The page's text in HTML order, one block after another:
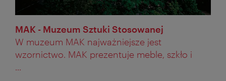
MAK - Muzeum Sztuki Stosowanej
W muzeum MAK najważniejsze jest
wzornictwo. MAK prezentuje meble, szkło i
...